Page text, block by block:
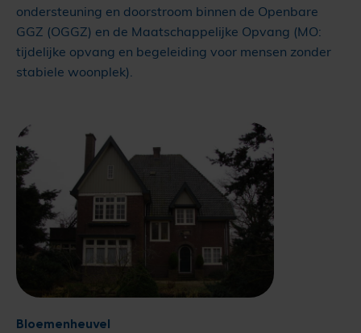
ondersteuning en doorstroom binnen de Openbare
GGZ (OGGZ) en de Maatschappelijke Opvang (MO:
tijdelijke opvang en begeleiding voor mensen zonder
stabiele woonplek).
Bloemenheuvel